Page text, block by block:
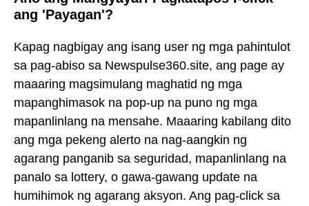
ang 'Payagan'?
Kapag nagbigay ang isang user ng mga pahintulot
sa pag-abiso sa Newspulse360.site, ang page ay
maaaring magsimulang maghatid ng mga
mapanghimasok na pop-up na puno ng mga
mapanlinlang na mensahe. Maaaring kabilang dito
ang mga pekeng alerto na nag-aangkin ng
agarang panganib sa seguridad, mapanlinlang na
panalo sa lottery, o gawa-gawang update na
humihimok ng agarang aksyon. Ang pag-click sa